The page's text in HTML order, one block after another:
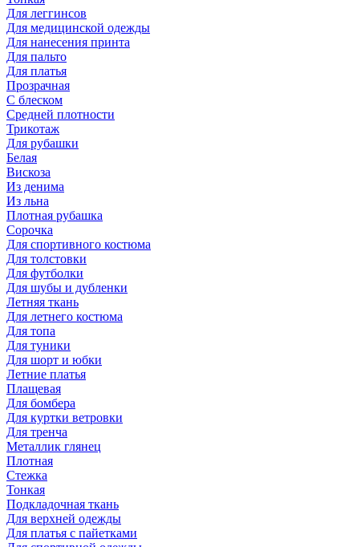
Для леггинсов
Для медицинской одежды
Для нанесения принта
Для пальто
Для платья
Прозрачная
С блеском
Средней плотности
Трикотаж
Для рубашки
Белая
Вискоза
Из денима
Из льна
Плотная рубашка
Сорочка
Для спортивного костюма
Для толстовки
Для футболки
Для шубы и дубленки
Летняя ткань
Для летнего костюма
Для топа
Для туники
Для шорт и юбки
Летние платья
Плащевая
Для бомбера
Для куртки ветровки
Для тренча
Металлик глянец
Плотная
Стежка
Тонкая
Подкладочная ткань
Для верхней одежды
Для платья с пайетками